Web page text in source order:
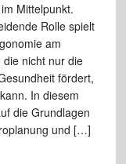
Mittelpunkt.
Rolle spielt
am
die nicht nur die
fördert,
In diesem
die Grundlagen
und […]